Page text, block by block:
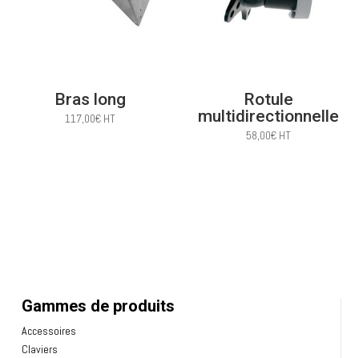
Bras long
117,00€ HT
Rotule
multidirectionnelle
58,00€ HT
Gammes de produits
Accessoires
Claviers